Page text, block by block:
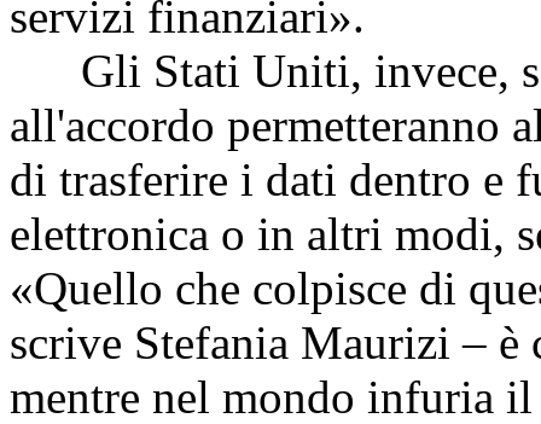
servizi finanziari».
Gli Stati Uniti, invece,
all'accordo permetteranno
di trasferire i dati dentro e
elettronica o in altri modi,
«Quello che colpisce di
scrive Stefania Maurizi –
mentre nel mondo infuria